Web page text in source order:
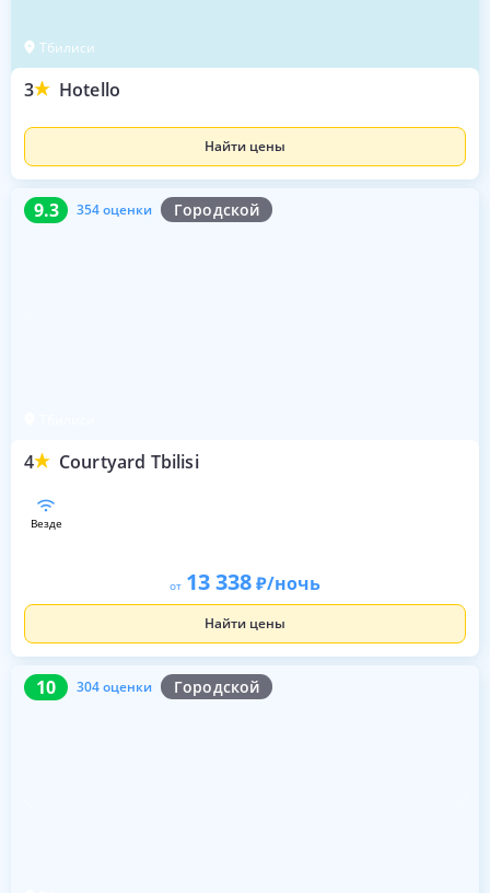
Тбилиси
3 Hotello
Найти цены
9.3 354 оценки Городской
4 Courtyard Tbilisi
9.3 354 оценки
везде
от 13 338 /ночь
Найти цены
10 304 оценки Городской
10 304 оценки